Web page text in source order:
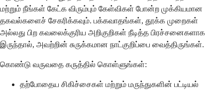
மற்றும் நீங்கள் கேட்க விரும்பும் கேள்விகள் போன்ற முக்கியமான
தகவல்களைச் சேகரிக்கவும். பக்கவாதங்கள், தூக்க முறைகள்
அல்லது பிற கவலைக்குரிய அறிகுறிகள் நீடித்த பிரச்சனைகளாக
இருந்தால், அவற்றின் சுருக்கமான நாட்குறிப்பை வைத்திருங்கள்.
கொண்டு வருவதை கருத்தில் கொள்ளுங்கள்:
தற்போதைய சிகிச்சைகள் மற்றும் மருந்துகளின் பட்டியல்